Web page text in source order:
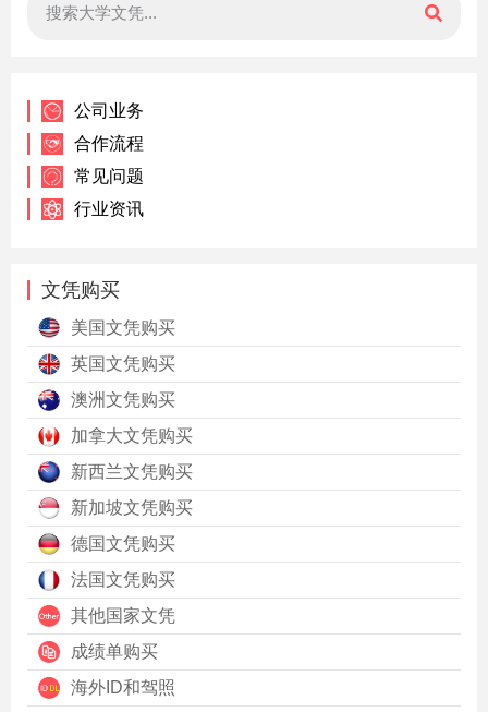
公司业务
合作流程
常见问题
行业资讯
文凭购买
美国文凭购买
英国文凭购买
澳洲文凭购买
加拿大文凭购买
新西兰文凭购买
新加坡文凭购买
德国文凭购买
法国文凭购买
其他国家文凭
成绩单购买
海外ID和驾照